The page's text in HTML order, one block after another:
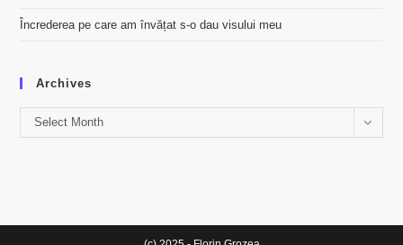
Încrederea pe care am învățat s-o dau visului meu
Archives
Archives
Select Month